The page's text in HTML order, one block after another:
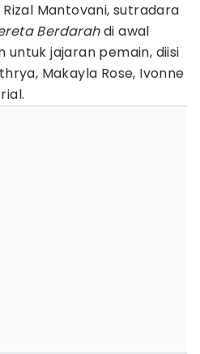
Mantovani, sutradara
Berdarahdi awal
untuk jajaran pemain, diisi
Makayla Rose, Ivonne